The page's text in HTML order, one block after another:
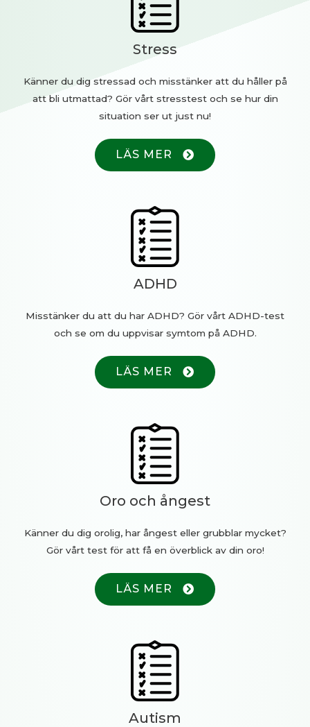
Stress
Känner du dig stressad och misstänker att du håller på
att bli utmattad? Gör vårt stresstest och se hur din
situation ser ut just nu!
LÄS MER
ADHD
Misstänker du att du har ADHD? Gör vårt ADHD-test
och se om du uppvisar symtom på ADHD.
LÄS MER
Oro och ångest
Känner du dig orolig, har ångest eller grubblar mycket?
Gör vårt test för att få en överblick av din oro!
LÄS MER
Autism